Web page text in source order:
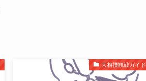
大相撲観戦ガイド